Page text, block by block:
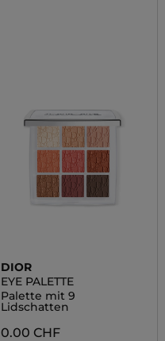
DIOR
EYE PALETTE
Palette mit 9
Lidschatten
0.00 CHF